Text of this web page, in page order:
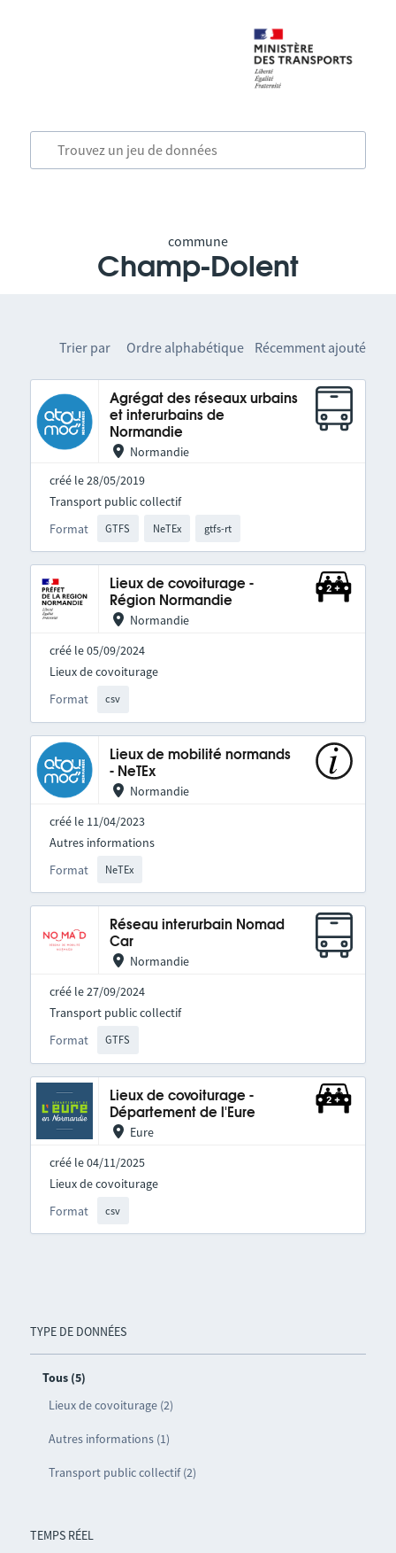
commune
Champ-Dolent
TYPE DE DONNÉES
Tous (5)
Lieux de covoiturage (2)
Autres informations (1)
Transport public collectif (2)
TEMPS RÉEL
Trier par Ordre alphabétique Récemment ajouté
Agrégat des réseaux urbains
et interurbains de
Normandie
Normandie
créé le 28/05/2019
Format GTFS NeTEx gtfs-rt
Transport public collectif
Lieux de covoiturage -
Région Normandie
Normandie
créé le 05/09/2024
Format csv
Lieux de covoiturage
Lieux de mobilité normands
- NeTEx
Normandie
créé le 11/04/2023
Format NeTEx
Autres informations
Réseau interurbain Nomad
Car
Normandie
créé le 27/09/2024
Format GTFS
Transport public collectif
Lieux de covoiturage -
Département de l'Eure
Eure
créé le 04/11/2025
Format csv
Lieux de covoiturage